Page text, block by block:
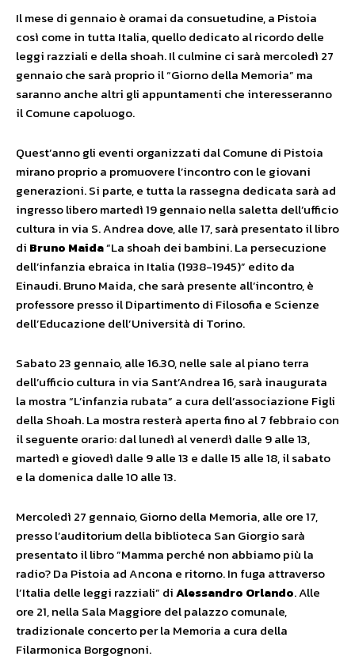
Il mese di gennaio è oramai da consuetudine, a Pistoia
così come in tutta Italia, quello dedicato al ricordo delle
leggi razziali e della shoah. Il culmine ci sarà mercoledì 27
gennaio che sarà proprio il “Giorno della Memoria” ma
saranno anche altri gli appuntamenti che interesseranno
il Comune capoluogo.
Quest’anno gli eventi organizzati dal Comune di Pistoia
mirano proprio a promuovere l’incontro con le giovani
generazioni. Si parte, e tutta la rassegna dedicata sarà ad
ingresso libero martedì 19 gennaio nella saletta dell’ufficio
cultura in via S. Andrea dove, alle 17, sarà presentato il libro
di Bruno Maida“La shoah dei bambini. La persecuzione
dell’infanzia ebraica in Italia (1938-1945)” edito da
Einaudi. Bruno Maida, che sarà presente all’incontro, è
professore presso il Dipartimento di Filosofia e Scienze
dell’Educazione dell’Università di Torino.
Sabato 23 gennaio, alle 16.30, nelle sale al piano terra
dell’ufficio cultura in via Sant’Andrea 16, sarà inaugurata
la mostra “L’infanzia rubata” a cura dell’associazione Figli
della Shoah. La mostra resterà aperta fino al 7 febbraio con
il seguente orario: dal lunedì al venerdì dalle 9 alle 13,
martedì e giovedì dalle 9 alle 13 e dalle 15 alle 18, il sabato
e la domenica dalle 10 alle 13.
Mercoledì 27 gennaio, Giorno della Memoria, alle ore 17,
presso l’auditorium della biblioteca San Giorgio sarà
presentato il libro ”Mamma perché non abbiamo più la
radio? Da Pistoia ad Ancona e ritorno. In fuga attraverso
l’Italia delle leggi razziali” diAlessandro Orlando. Alle
ore 21, nella Sala Maggiore del palazzo comunale,
tradizionale concerto per la Memoria a cura della
Filarmonica Borgognoni.